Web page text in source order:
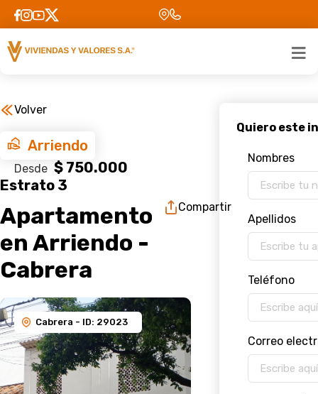
Volver
Arriendo
Desde $ 750.000
Estrato 3
Apartamento
en Arriendo -
Cabrera
Compartir
Nombres
Apellidos
Teléfono
Correo